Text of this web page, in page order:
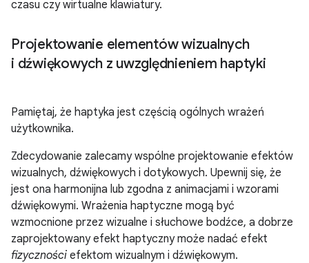
czasu czy wirtualne klawiatury.
Projektowanie elementów wizualnych
i dźwiękowych z uwzględnieniem haptyki
Pamiętaj, że haptyka jest częścią ogólnych wrażeń
użytkownika.
Zdecydowanie zalecamy wspólne projektowanie efektów
wizualnych, dźwiękowych i dotykowych. Upewnij się, że
jest ona harmonijna lub zgodna z animacjami i wzorami
dźwiękowymi. Wrażenia haptyczne mogą być
wzmocnione przez wizualne i słuchowe bodźce, a dobrze
zaprojektowany efekt haptyczny może nadać efekt
fizyczności efektom wizualnym i dźwiękowym.